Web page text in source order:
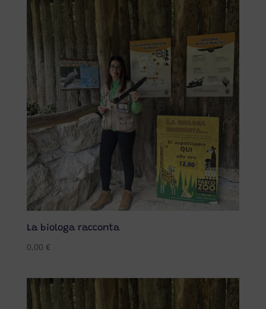
La biologa racconta
0,00 €